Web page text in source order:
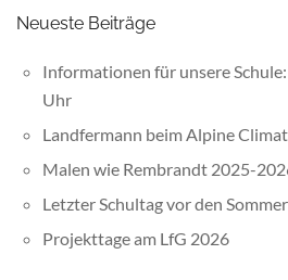
Neueste Beiträge
Informationen für unsere
Uhr
Landfermann beim Alpine
Malen wie Rembrandt 2025-
Letzter Schultag vor den
Projekttage am LfG 2026